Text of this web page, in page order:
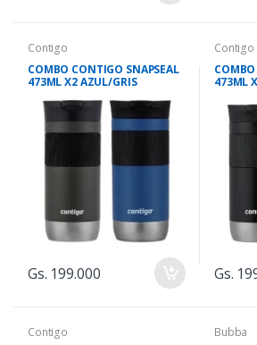
Contigo
COMBO CONTIGO SNAPSEAL
473ML X2 AZUL/GRIS
Gs. 199.000
Contigo
473ML
Gs.
Contigo
Bubba